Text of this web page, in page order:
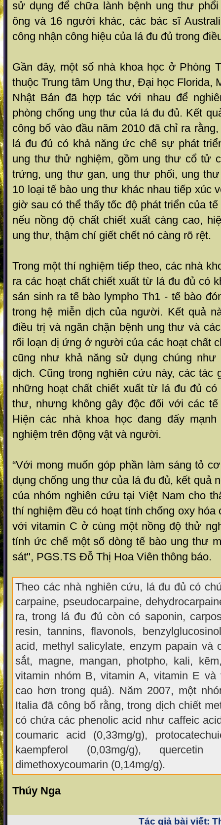
sử dụng để chữa lành bệnh ung thư
ông và 16 người khác, các bác sĩ
công nhận công hiệu của lá đu đủ trong
Gần đây, một số nhà khoa học ở Phòng
thuộc Trung tâm Ung thư, Đại học Florida,
Nhật Bản đã hợp tác với nhau để
phòng chống ung thư của lá đu đủ. Kết
công bố vào đầu năm 2010 đã chỉ ra
lá đu đủ có khả năng ức chế sự phát
ung thư thử nghiệm, gồm ung thư cổ tử
trứng, ung thư gan, ung thư phổi, ung
10 loại tế bào ung thư khác nhau tiếp xúc
giờ sau có thể thấy tốc độ phát triển của
nếu nồng độ chất chiết xuất càng cao,
ung thư, thậm chí giết chết nó càng rõ rệt.
Trong một thí nghiệm tiếp theo, các nhà
ra các hoạt chất chiết xuất từ lá đu đủ có
sản sinh ra tế bào lympho Th1 - tế bào
trong hệ miễn dịch của người. Kết quả
điều trị và ngăn chặn bệnh ung thư và
rối loạn dị ứng ở người của các hoạt chất
cũng như khả năng sử dụng chúng
dịch. Cũng trong nghiên cứu này, các tác
những hoạt chất chiết xuất từ lá đu đủ có
thư, nhưng không gây độc đối với các
Hiện các nhà khoa học đang đẩy
nghiệm trên động vật và người.
“Với mong muốn góp phần làm sáng tỏ
dụng chống ung thư của lá đu đủ, kết quả
của nhóm nghiên cứu tại Việt Nam cho
thí nghiệm đều có hoạt tính chống oxy hóa
với vitamin C ở cùng một nồng độ thử
tính ức chế một số dòng tế bào ung thư
sát", PGS.TS Đỗ Thị Hoa
Theo các nhà nghiên cứu, lá đu đủ có
carpaine, pseudocarpaine,
ra, trong lá đu đủ còn có saponin,
resin, tannins, flavonols,
acid, methyl salicylate, enzym papain và
sắt, magne, mangan, photpho, kali,
vitamin nhóm B, vitamin A, vitamin E và
cao hơn trong quả). Năm 2007, một
Italia đã công bố rằng, trong dịch chiết
có chứa các phenolic acid như caffeic
coumaric acid (0,33mg/g),
kaempferol (0,03mg/g), quercetin
dimethoxycoumarin (0,14mg/g).
Thúy Nga
Tác giả bài viết: